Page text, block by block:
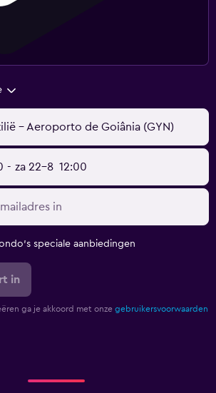
- Aeroporto de Goiânia (GYN)
- za 22-8 12:00
speciale aanbiedingen
in
ga je akkoord met onze gebruikersvoorwaarden